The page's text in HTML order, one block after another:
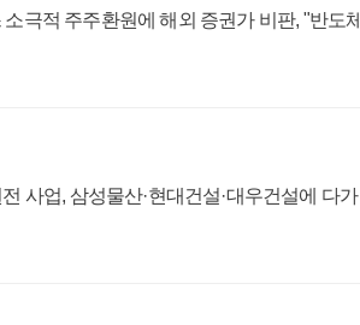
극적 주주환원에 해외 증권가 비판, "반도체
사업, 삼성물산·현대건설·대우건설에 다가